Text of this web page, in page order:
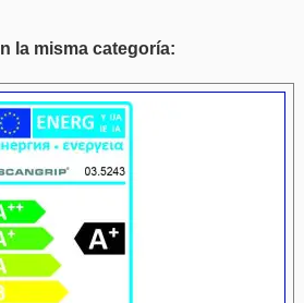
la misma categoría: